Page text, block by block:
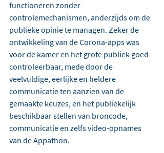
functioneren zonder
controlemechanismen, anderzijds om de
publieke opinie te managen. Zeker de
ontwikkeling van de Corona-apps was
voor de kamer en het grote publiek goed
controleerbaar, mede door de
veelvuldige, eerlijke en heldere
communicatie ten aanzien van de
gemaakte keuzes, en het publiekelijk
beschikbaar stellen van broncode,
communicatie en zelfs video-opnames
van de Appathon.